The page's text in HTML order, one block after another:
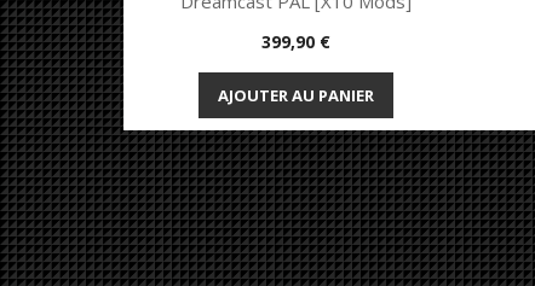
Aperçu rapide
Prix
399,90 €
AJOUTER AU PANIER